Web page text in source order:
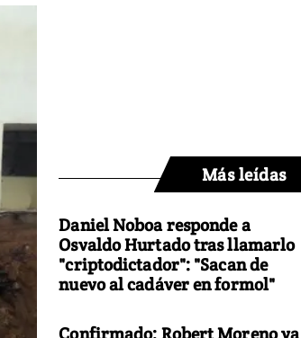
Más leídas
Daniel Noboa responde a
Osvaldo Hurtado tras llamarlo
"criptodictador": "Sacan de
nuevo al cadáver en formol"
Confirmado: Robert Moreno ya